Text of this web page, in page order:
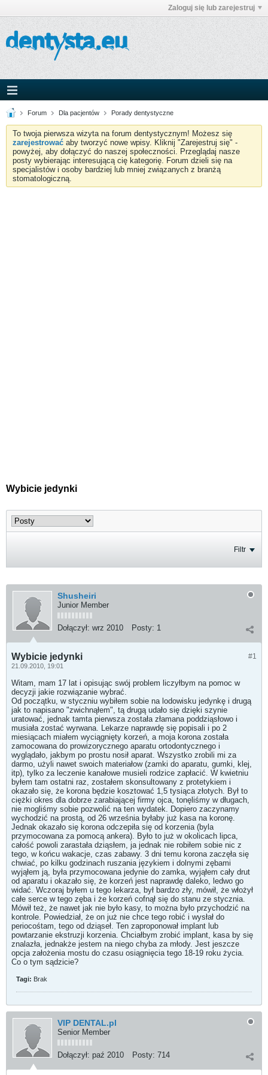
Zaloguj się lub zarejestruj
Forum Dla pacjentów Porady dentystyczne
To twoja pierwsza wizyta na forum dentystycznym! Możesz się
zarejestrować aby tworzyć nowe wpisy. Kliknij "Zarejestruj się" -
powyżej, aby dołączyć do naszej społeczności. Przeglądaj nasze
posty wybierając interesującą cię kategorię. Forum dzieli się na
specjalistów i osoby bardziej lub mniej związanych z branżą
stomatologiczną.
Wybicie jedynki
Filtr
Shusheiri
Junior Member
Dołączył: wrz 2010 Posty: 1
#1
Wybicie jedynki
21.09.2010, 19:01
Witam, mam 17 lat i opisując swój problem liczyłbym na pomoc w
decyzji jakie rozwiązanie wybrać.
Od początku, w styczniu wybiłem sobie na lodowisku jedynkę i drugą
jak to napisano "zwichnąłem", tą drugą udało się dzięki szynie
uratować, jednak tamta pierwsza została złamana poddziąsłowo i
musiała zostać wyrwana. Lekarze naprawdę się popisali i po 2
miesiącach miałem wyciągnięty korzeń, a moja korona została
zamocowana do prowizorycznego aparatu ortodontycznego i
wyglądało, jakbym po prostu nosił aparat. Wszystko zrobili mi za
darmo, użyli nawet swoich materiałow (zamki do aparatu, gumki, klej,
itp), tylko za leczenie kanałowe musieli rodzice zapłacić. W kwietniu
byłem tam ostatni raz, zostałem skonsultowany z protetykiem i
okazało się, że korona będzie kosztować 1,5 tysiąca złotych. Był to
ciężki okres dla dobrze zarabiającej firmy ojca, tonęliśmy w długach,
nie mogliśmy sobie pozwolić na ten wydatek. Dopiero zaczynamy
wychodzić na prostą, od 26 września byłaby już kasa na koronę.
Jednak okazało się korona odczepiła się od korzenia (byla
przymocowana za pomocą ankera). Było to już w okolicach lipca,
całość powoli zarastała dziąsłem, ja jednak nie robiłem sobie nic z
tego, w końcu wakacje, czas zabawy. 3 dni temu korona zaczęła się
chwiać, po kilku godzinach ruszania językiem i dolnymi zębami
wyjąłem ją, była przymocowana jedynie do zamka, wyjąłem cały drut
od aparatu i okazało się, że korzeń jest naprawdę daleko, ledwo go
widać. Wczoraj byłem u tego lekarza, był bardzo zły, mówił, że włożył
całe serce w tego zęba i że korzeń cofnął się do stanu ze stycznia.
Mówił też, że nawet jak nie było kasy, to można było przychodzić na
kontrole. Powiedział, że on już nie chce tego robić i wysłał do
periocośtam, tego od dziąseł. Ten zaproponował implant lub
powtarzanie ekstruzji korzenia. Chciałbym zrobić implant, kasa by się
znalazła, jednakże jestem na niego chyba za młody. Jest jeszcze
opcja założenia mostu do czasu osiągnięcia tego 18-19 roku życia.
Co o tym sądzicie?
Tagi: Brak
VIP DENTAL.pl
Senior Member
Dołączył: paź 2010 Posty: 714